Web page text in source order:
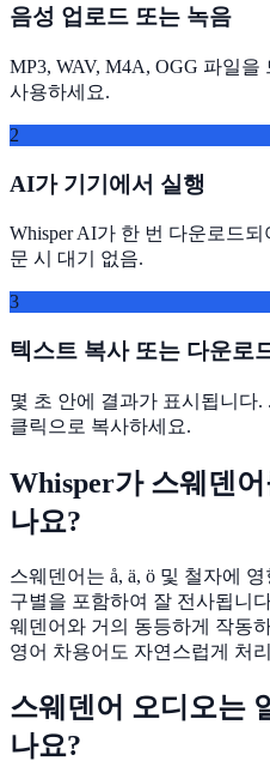
음성 업로드 또는 녹음
MP3, WAV, M4A, OGG 파일
사용하세요.
2
AI가 기기에서 실행
Whisper AI가 한 번 다운로드
문 시 대기 없음.
3
텍스트 복사 또는 다운로
몇 초 안에 결과가 표시됩니다.
클릭으로 복사하세요.
Whisper가 스웨덴
나요?
스웨덴어는 å, ä, ö 및 철자에
구별을 포함하여 잘 전사됩니
웨덴어와 거의 동등하게 작동
영어 차용어도 자연스럽게 처
스웨덴어 오디오는
나요?